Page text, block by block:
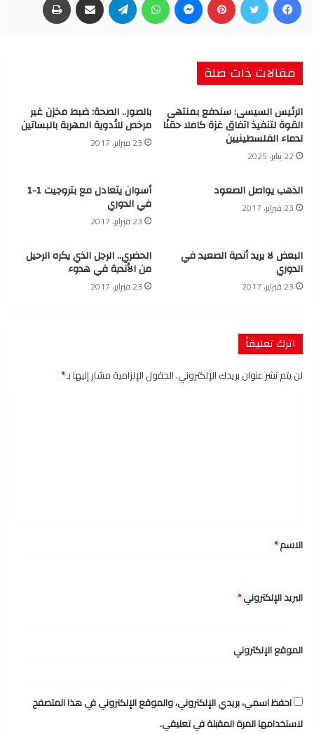
مقالات ذات صلة
الرئيس السيسى: سندفع بمنتهى
القوة لتنفيذ اتفاق غزة كاملا حقنًا
لدماء الفلسطينيين
22 يناير، 2025
بالصور.. الصحة: ضبط مخزن غير
مرخص للأدوية المهربة بالبساتين
23 فبراير، 2017
الذهب يواصل الصعود
23 فبراير، 2017
أسوان يتعادل مع بتروجيت 1-1
في الدوري
23 فبراير، 2017
البعض لا يريد أندية الصعيد في
الدوري
23 فبراير، 2017
الحضري.. الرجل الذي يكره الرحيل
من الأندية في هدوء
23 فبراير، 2017
اترك تعليقاً
لن يتم نشر عنوان بريدك الإلكتروني.الحقول الإلزامية مشار إليها بـ*
*
الاسم*
البريد الإلكتروني*
الموقع الإلكتروني
احفظ اسمي، بريدي الإلكتروني، والموقع الإلكتروني في هذا المتصفح
لاستخدامها المرة المقبلة في تعليقي.